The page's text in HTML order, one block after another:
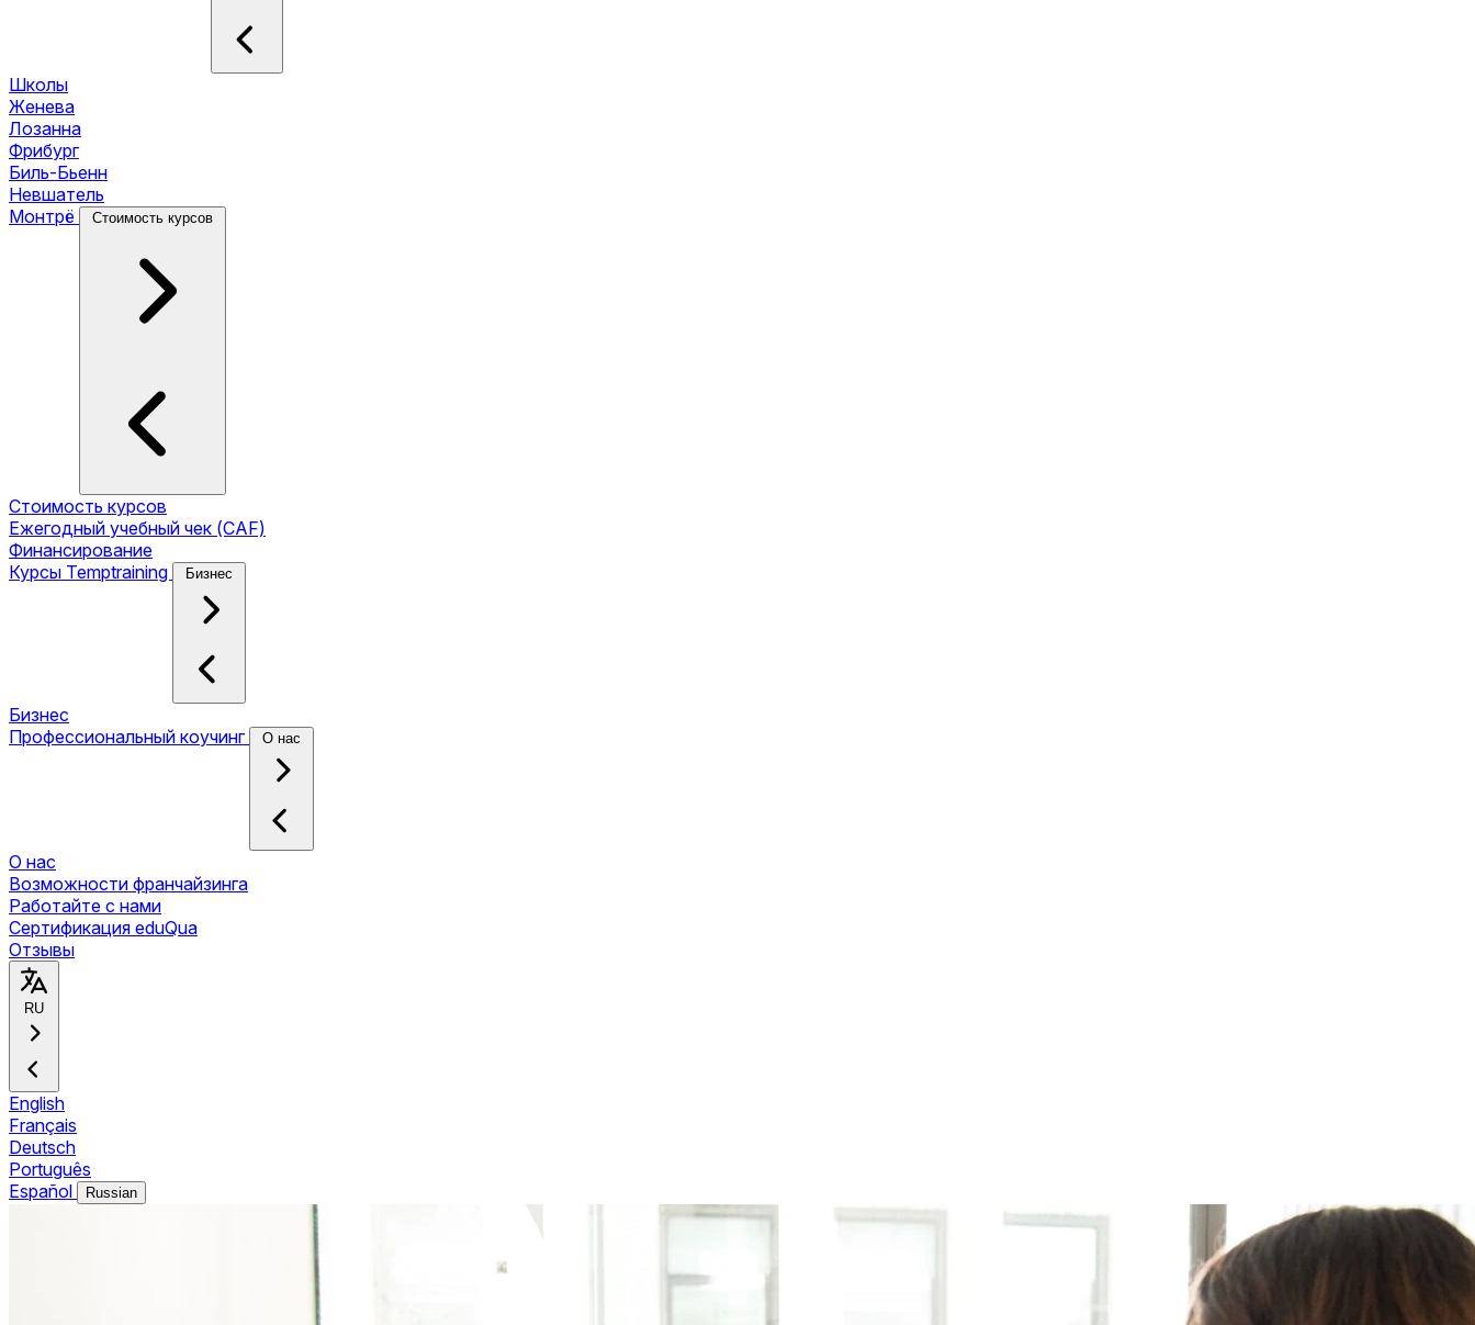
Школы
Женева
Лозанна
Фрибург
Биль-Бьенн
Невшатель
Монтрё
Стоимость курсов
Стоимость курсов
Ежегодный учебный чек (CAF)
Финансирование
Курсы Temptraining
Бизнес
Бизнес
Профессиональный коучинг
О нас
О нас
Возможности франчайзинга
Работайте с нами
Сертификация eduQua
Отзывы
RU
English
Français
Deutsch
Português
Español
Russian